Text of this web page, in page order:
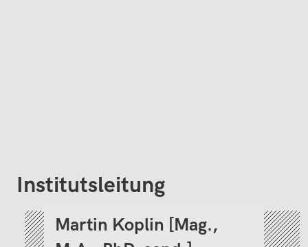
Institutsleitung
Martin Koplin [Mag.,